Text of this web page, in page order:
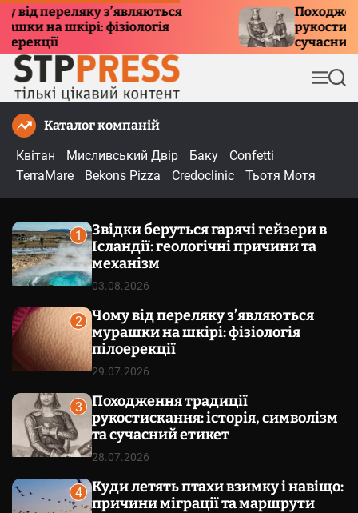
переляку з’являються
на шкірі: фізіологія
Походження
сучасний
М
е
П
о
Каталог компаній
Квітан
Мисливський Двір Баку
Confetti
TerraMare
Bekons Pizza Credoclinic Тьотя Мотя
1
Звідки беруться гарячі гейзери в
Ісландії: геологічні причини та
механізм
03.08.2026
2
Чому від переляку з’являються
мурашки на шкірі: фізіологія
пілоерекції
29.07.2026
3
Походження традиції
рукостискання: історія, символізм
та сучасний етикет
28.07.2026
4
Куди летять птахи взимку і навіщо:
причини міграції та маршрути